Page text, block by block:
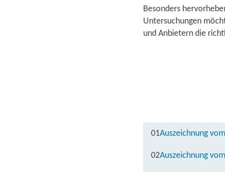
Besonders
Untersuchungen
und Anbietern die
01Auszeichnung
02Auszeichnung